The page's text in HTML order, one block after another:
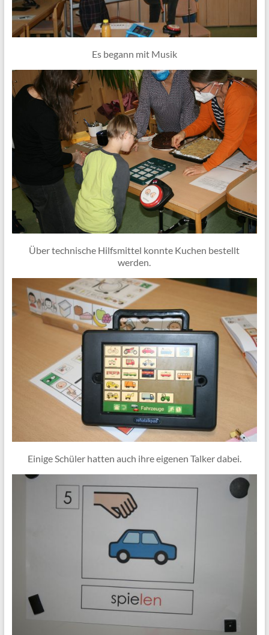
Es begann mit Musik
Über technische Hilfsmittel konnte Kuchen bestellt
werden.
Einige Schüler hatten auch ihre eigenen Talker dabei.